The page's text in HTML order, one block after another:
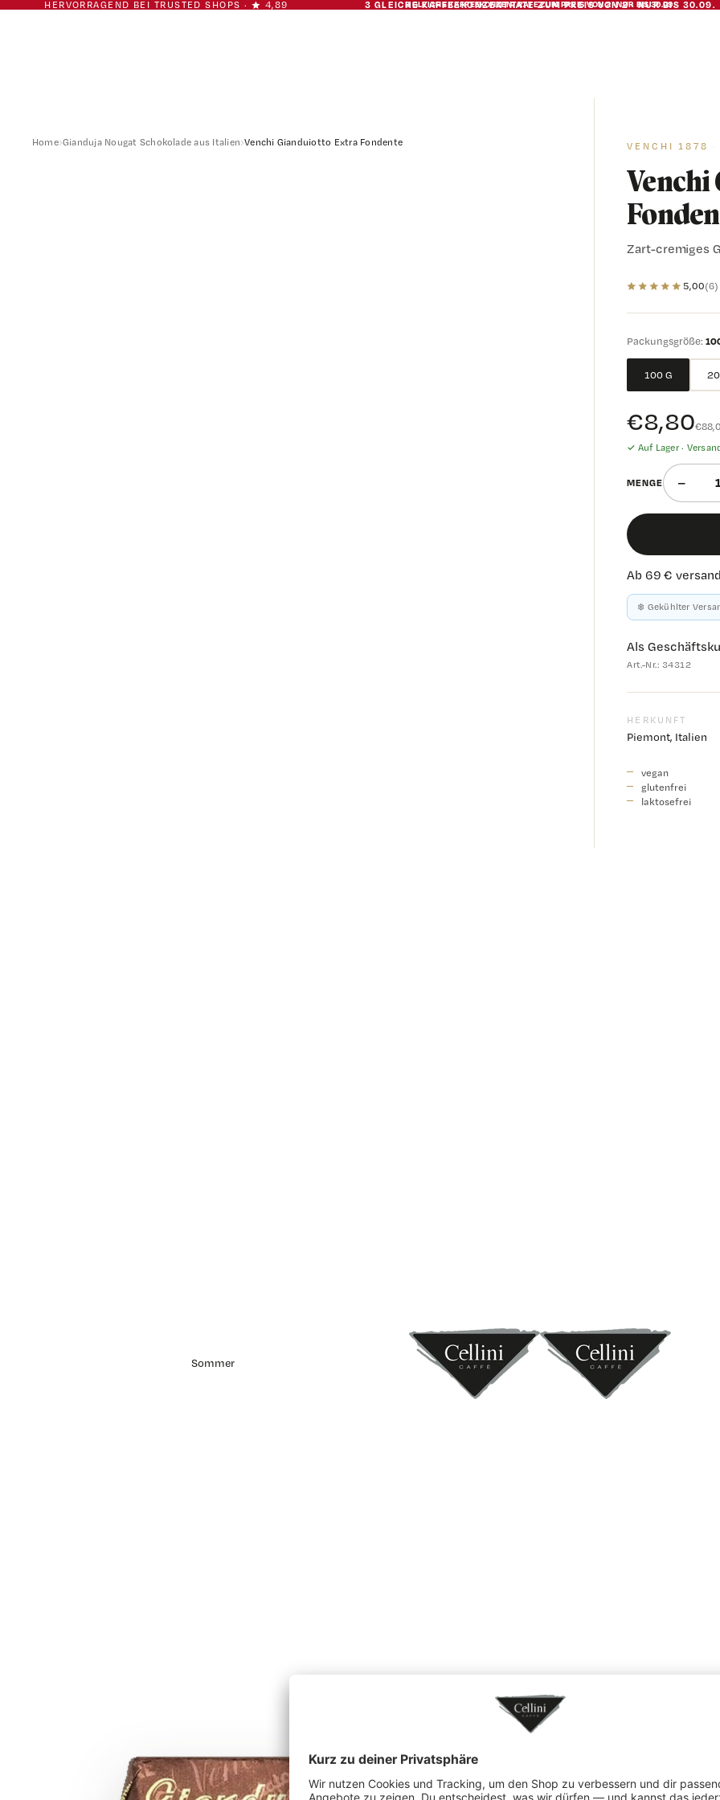
3 GLEICHE KAFFEEKONZENTRATE ZUMPREIS VON 2 · NUR BIS 30.09.
3 GLEICHE KAFFEEKONZENTRATE ZUM PREIS VON 2 · NUR BIS 30.09.
HERVORRAGEND BEI TRUSTED SHOPS · ★ 4,89
Sommer
Home›Gianduja Nougat Schokolade aus Italien›Venchi Gianduiotto Extra Fondente VENCHI 1878 ·
Zart-cremiges
★★★★★5,00(6)
Packungsgröße:
100 G
€8,80
✓ Auf Lager ·
MENGE −
Ab 69 €
❄️ Gekühlter
Als
Art.-Nr.: 34312
HERKUNFT
Piemont, Italien
vegan
glutenfrei
laktosefrei